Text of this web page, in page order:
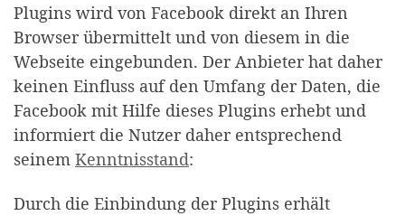
Plugins wird von Facebook direkt an Ihren
Browser übermittelt und von diesem in die
Webseite eingebunden. Der Anbieter hat daher
keinen Einfluss auf den Umfang der Daten, die
Facebook mit Hilfe dieses Plugins erhebt und
informiert die Nutzer daher entsprechend
seinem Kenntnisstand:
Durch die Einbindung der Plugins erhält